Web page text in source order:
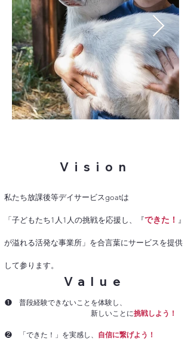
​Vision
​私たち放課後等デイサービスgoatは
「子どもたち1人1人の挑戦を応援し、『できた！ 』
が溢れる活発な事業所」を合言葉に​サービスを提供
​して参ります。
​Value
​❶ 普段経験できないことを体験し、
新しいことに挑戦しよう！
❷ 「できた！」を実感し、 自信に繋げよう！